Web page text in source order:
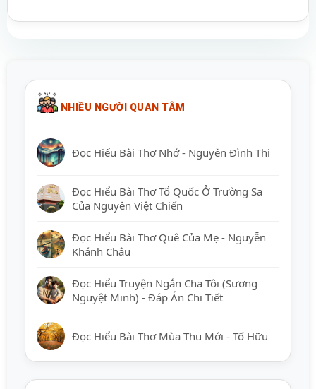
NHIỀU NGƯỜI QUAN TÂM
Đọc Hiểu Bài Thơ Nhớ - Nguyễn Đình Thi
Đọc Hiểu Bài Thơ Tổ Quốc Ở Trường Sa
Của Nguyễn Việt Chiến
Đọc Hiểu Bài Thơ Quê Của Mẹ - Nguyễn
Khánh Châu
Đọc Hiểu Truyện Ngắn Cha Tôi (Sương
Nguyệt Minh) - Đáp Án Chi Tiết
Đọc Hiểu Bài Thơ Mùa Thu Mới - Tố Hữu